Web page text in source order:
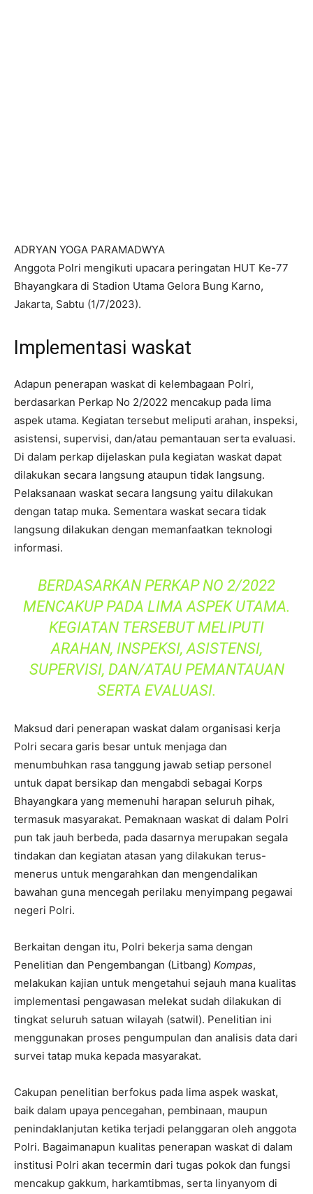
ADRYAN YOGA PARAMADWYA
Anggota Polri mengikuti upacara peringatan HUT Ke-77
Bhayangkara di Stadion Utama Gelora Bung Karno,
Jakarta, Sabtu (1/7/2023).
Implementasi waskat
Adapun penerapan waskat di kelembagaan Polri,
berdasarkan Perkap No 2/2022 mencakup pada lima
aspek utama. Kegiatan tersebut meliputi arahan, inspeksi,
asistensi, supervisi, dan/atau pemantauan serta evaluasi.
Di dalam perkap dijelaskan pula kegiatan waskat dapat
dilakukan secara langsung ataupun tidak langsung.
Pelaksanaan waskat secara langsung yaitu dilakukan
dengan tatap muka. Sementara waskat secara tidak
langsung dilakukan dengan memanfaatkan teknologi
informasi.
BERDASARKAN PERKAP NO 2/2022
MENCAKUP PADA LIMA ASPEK UTAMA.
KEGIATAN TERSEBUT MELIPUTI
ARAHAN, INSPEKSI, ASISTENSI,
SUPERVISI, DAN/ATAU PEMANTAUAN
SERTA EVALUASI.
Maksud dari penerapan waskat dalam organisasi kerja
Polri secara garis besar untuk menjaga dan
menumbuhkan rasa tanggung jawab setiap personel
untuk dapat bersikap dan mengabdi sebagai Korps
Bhayangkara yang memenuhi harapan seluruh pihak,
termasuk masyarakat. Pemaknaan waskat di dalam Polri
pun tak jauh berbeda, pada dasarnya merupakan segala
tindakan dan kegiatan atasan yang dilakukan terus-
menerus untuk mengarahkan dan mengendalikan
bawahan guna mencegah perilaku menyimpang pegawai
negeri Polri.
Berkaitan dengan itu, Polri bekerja sama dengan
Penelitian dan Pengembangan (Litbang) Kompas,
melakukan kajian untuk mengetahui sejauh mana kualitas
implementasi pengawasan melekat sudah dilakukan di
tingkat seluruh satuan wilayah (satwil). Penelitian ini
menggunakan proses pengumpulan dan analisis data dari
survei tatap muka kepada masyarakat.
Cakupan penelitian berfokus pada lima aspek waskat,
baik dalam upaya pencegahan, pembinaan, maupun
penindaklanjutan ketika terjadi pelanggaran oleh anggota
Polri. Bagaimanapun kualitas penerapan waskat di dalam
institusi Polri akan tecermin dari tugas pokok dan fungsi
mencakup gakkum, harkamtibmas, serta linyanyom di